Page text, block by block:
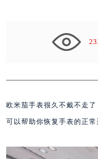
23
欧米茄手表很久不戴不走
可以帮助你恢复手表的正